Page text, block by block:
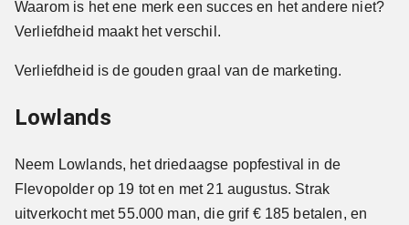
Waarom is het ene merk een succes en het andere niet?
Verliefdheid maakt het verschil.
Verliefdheid is de gouden graal van de marketing.
Lowlands
Neem Lowlands, het driedaagse popfestival in de
Flevopolder op 19 tot en met 21 augustus. Strak
uitverkocht met 55.000 man, die grif € 185 betalen, en